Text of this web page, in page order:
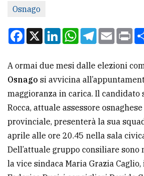
redazione
Scrivici
la
tua
pubblicità
CERCA
Cerca
per
Osnago
Facebook
X LinkedInWhatsApp
Telegram
Email
A ormai due mesi dalle elezioni
Osnago si avvicina
maggioranza in carica. Il candidato
Rocca, attuale assessore
provinciale, presenterà la sua
aprile alle ore 20.45 nella sala
Dell’attuale gruppo consiliare
la vice sindaca Maria Grazia